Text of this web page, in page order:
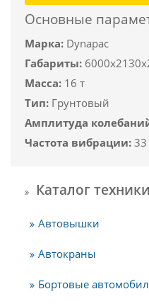
Основные
Марка: Dynapac
Габариты:
Масса: 16 т
Тип: Грунтовый
Амплитуда
Частота вибрации: 33
Каталог техники
Автовышки
Автокраны
Бортовые